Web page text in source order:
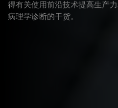
得有关使用前沿技术提高生产
病理学诊断的干货。